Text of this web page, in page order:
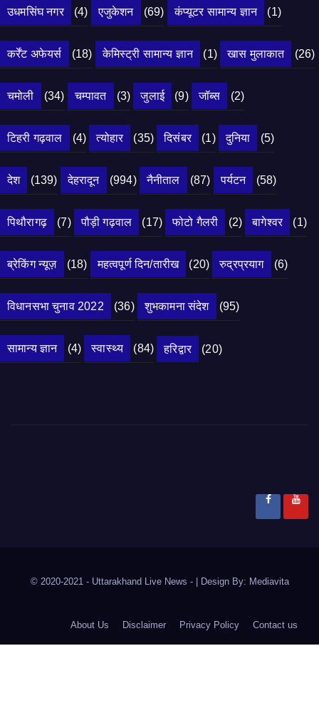
उधमसिंघ नगर (4) एजुकेशन (69) कंप्यूटर सामान्य ज्ञान (1)
कर्रेंट अफेयर्स (18) केमिस्ट्री सामान्य ज्ञान (1) खास मुलाकात (26)
चमोली (34) चम्पावत (3) जुलाई (9) जॉब्स (2)
टिहरी गढ़वाल (4) त्योहार (35) दिसंबर (1) दुनिया (5)
देश (139) देहरादून (994) नैनीताल (87) पर्यटन (58)
पिथौरागढ़ (7) पौड़ी गढ़वाल (17) फोटो गैलरी (2) बागेश्वर (1)
ब्रेकिंग न्यूज़ (18) महत्वपूर्ण दिन/तारीख (20) रुद्रप्रयाग (6)
विधानसभा चुनाव 2022 (36) शुभकामना संदेश (95)
सामान्य ज्ञान (4) स्वास्थ्य (84) हरिद्वार (20)
© 2020-2021 - Uttarakhand Live News - Design By: Mediavita
About Us Disclaimer Privacy Policy Contact us